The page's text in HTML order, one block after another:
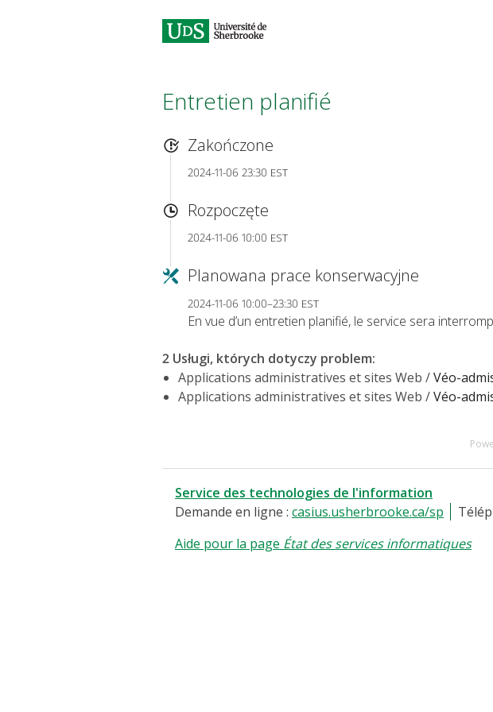
Entretien planifié
Zakończone
2024-11-06 23:30 EST
Rozpoczęte
2024-11-06 10:00 EST
Planowana prace konserwacyjne
2024-11-06 10:00–23:30 EST
En vue d’un entretien planifié, le service sera
2 Usługi, których dotyczy problem:
Applications administratives et sites Web /Véo-
Applications administratives et sites Web /Véo-
Service des technologies de l'information
Demande en ligne : casius.usherbrooke.ca/sp
Aide pour la page État des services informatiques